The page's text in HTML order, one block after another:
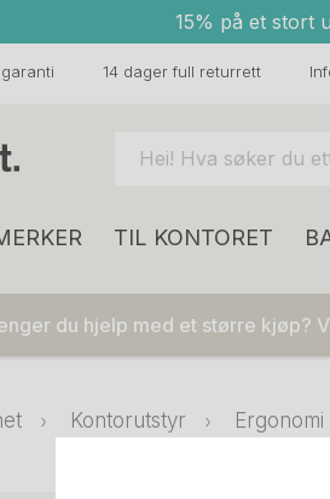
15% på et stort
14 dager full returrett
TIL KONTORET
du hjelp med et større kjøp?
Kontorutstyr